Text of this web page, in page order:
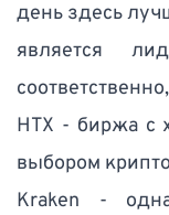
день здесь
является
HTX - биржа с
выбором
Kraken -